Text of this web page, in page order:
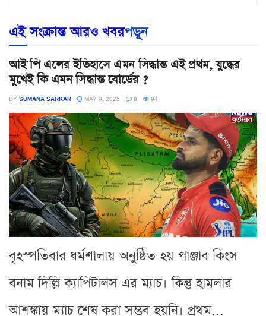
এই সংক্রান্ত আরও খবরপড়ূন
আই পি এলের ইতিহাসে এমন সিদ্ধান্ত এই প্রথম, যুদ্ধের
মুখেই কি এমন সিদ্ধান্ত বোর্ডের ?
BY SUMANA SARKAR MAY 9, 2025 0 94
বৃহস্পতিবার ধর্মশালায় অনুষ্ঠিত হয় পাঞ্জাব কিংস
বনাম দিল্লি ক্যাপিটালস এর ম্যাচ। কিন্তু হামলার
আশঙ্কায় ম্যাচ শেষ করা সম্ভব হয়নি। প্রথম...